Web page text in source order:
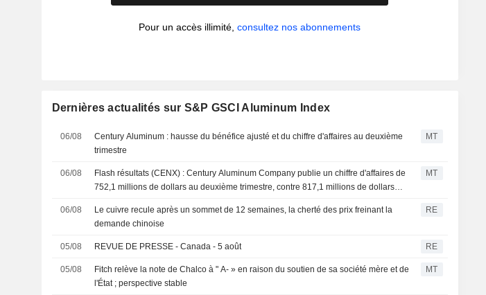
Pour un accès illimité,consultez nos abonnements
Dernières actualités sur S&P GSCI Aluminum Index
06/08
Century Aluminum : hausse du bénéfice ajusté et du chiffre d'affaires au deuxième
trimestre
MT
06/08
Flash résultats (CENX) : Century Aluminum Company publie un chiffre d'affaires de
752,1 millions de dollars au deuxième trimestre, contre 817,1 millions de dollars
MT
06/08
Le cuivre recule après un sommet de 12 semaines, la cherté des prix freinant la
demande chinoise
RE
05/08 REVUE DE PRESSE - Canada - 5 août RE
05/08
Fitch relève la note de Chalco à " A- » en raison du soutien de sa société mère et de
l'État ; perspective stable
MT